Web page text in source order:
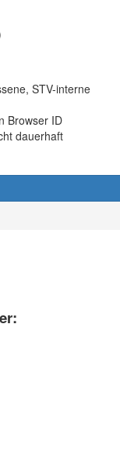
STV-interne
Browser ID
dauerhaft